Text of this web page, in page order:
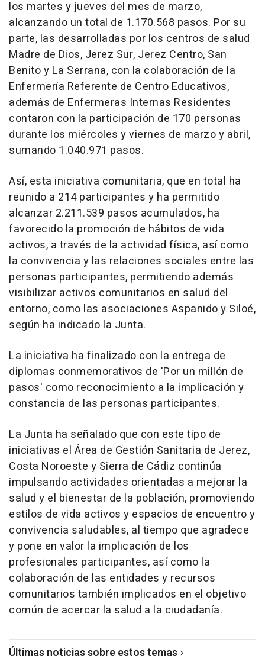
los martes y jueves del mes de marzo,
alcanzando un total de 1.170.568 pasos. Por su
parte, las desarrolladas por los centros de salud
Madre de Dios, Jerez Sur, Jerez Centro, San
Benito y La Serrana, con la colaboración de la
Enfermería Referente de Centro Educativos,
además de Enfermeras Internas Residentes
contaron con la participación de 170 personas
durante los miércoles y viernes de marzo y abril,
sumando 1.040.971 pasos.
Así, esta iniciativa comunitaria, que en total ha
reunido a 214 participantes y ha permitido
alcanzar 2.211.539 pasos acumulados, ha
favorecido la promoción de hábitos de vida
activos, a través de la actividad física, así como
la convivencia y las relaciones sociales entre las
personas participantes, permitiendo además
visibilizar activos comunitarios en salud del
entorno, como las asociaciones Aspanido y Siloé,
según ha indicado la Junta.
La iniciativa ha finalizado con la entrega de
diplomas conmemorativos de 'Por un millón de
pasos' como reconocimiento a la implicación y
constancia de las personas participantes.
La Junta ha señalado que con este tipo de
iniciativas el Área de Gestión Sanitaria de Jerez,
Costa Noroeste y Sierra de Cádiz continúa
impulsando actividades orientadas a mejorar la
salud y el bienestar de la población, promoviendo
estilos de vida activos y espacios de encuentro y
convivencia saludables, al tiempo que agradece
y pone en valor la implicación de los
profesionales participantes, así como la
colaboración de las entidades y recursos
comunitarios también implicados en el objetivo
común de acercar la salud a la ciudadanía.
Últimas noticias sobre estos temas